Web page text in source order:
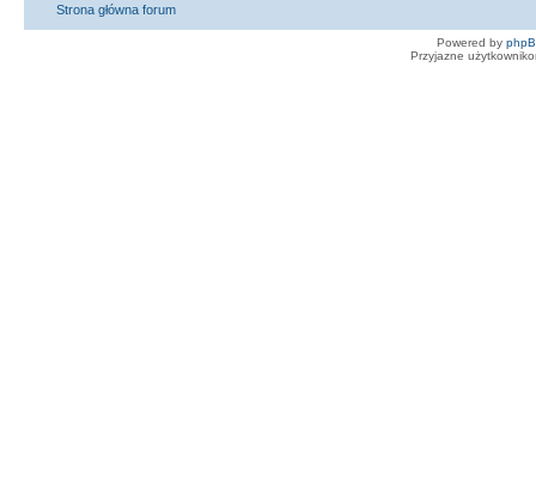
Strona główna forum
Powered by
Przyjazne